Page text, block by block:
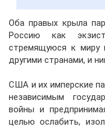
Оба правых крыла
Россию как
стремящуюся к миру
другими странами, и
США и их имперские
независимым
войны и
целью ослабить,